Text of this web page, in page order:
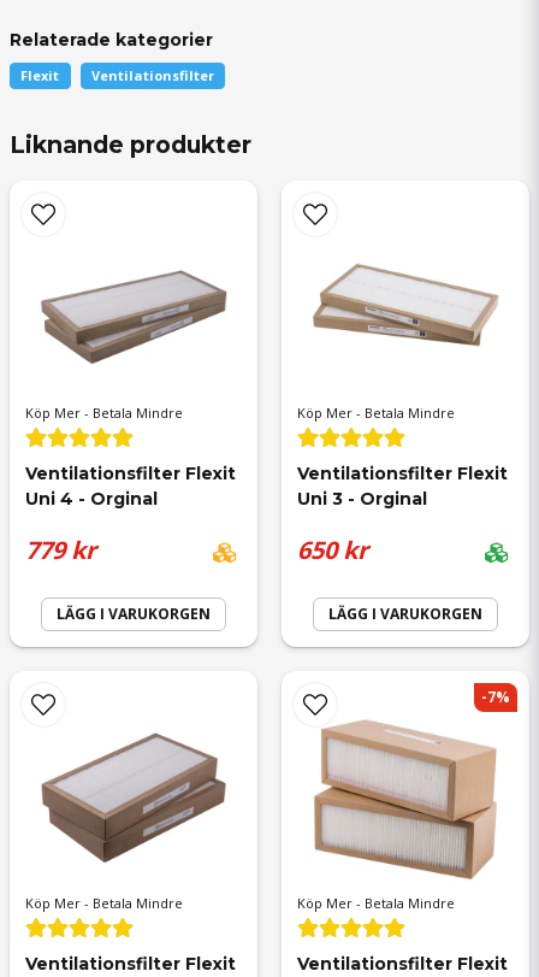
Tillverkare
Passar till
Tilluftsfilter mått
Frånluftsfilter mått
246x364x31
question
Mejladress
Ja, ni får publicera min fråga
Skicka fråga
Relaterade kategorier
Flexit Ventilationsfilter
Liknande produkter
Köp Mer - Betala Mindre
Ventilationsfilter Flexit
Uni 4 - Orginal
779 kr
LÄGG I VARUKORGEN
Köp Mer - Betala Mindre
Ventilationsfilter Flexit
Uni 3 - Orginal
650 kr
LÄGG I VARUKORGEN
Köp Mer - Betala Mindre
Ventilationsfilter Flexit
Köp Mer - Betala Mindre
Ventilationsfilter Flexit
-7%